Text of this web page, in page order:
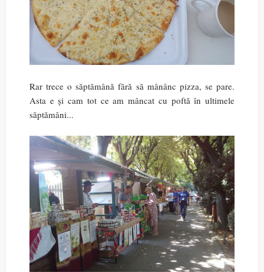
Rar trece o săptămână fără să mânânc pizza, se pare.
Asta e și cam tot ce am mâncat cu poftă în ultimele
săptămâni...